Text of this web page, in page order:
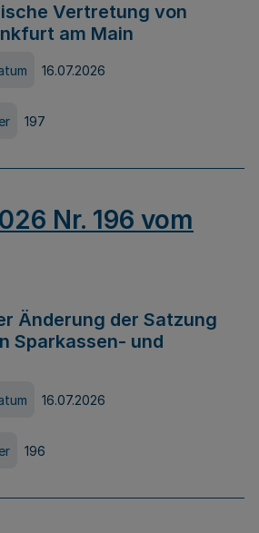
Vertretung von
am Main
16.07.2026
197
Nr. 196 vom
Änderung der Satzung
Sparkassen- und
16.07.2026
196